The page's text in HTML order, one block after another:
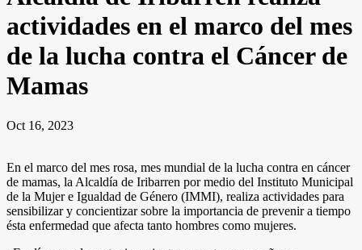
actividades en el marco del mes
de la lucha contra el Cáncer de
Mamas
Oct 16, 2023
En el marco del mes rosa, mes mundial de la lucha contra en cáncer
de mamas, la Alcaldía de Iribarren por medio del Instituto Municipal
de la Mujer e Igualdad de Género (IMMI), realiza actividades para
sensibilizar y concientizar sobre la importancia de prevenir a tiempo
ésta enfermedad que afecta tanto hombres como mujeres.